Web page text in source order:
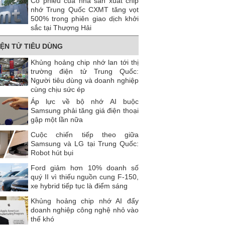
nhớ Trung Quốc CXMT tăng vọt
500% trong phiên giao dịch khởi
sắc tại Thượng Hải
TỬ TIÊU DÙNG
Khủng hoảng chip nhớ lan tới thị
trường điện tử Trung Quốc:
Người tiêu dùng và doanh nghiệp
cùng chịu sức ép
Áp lực về bộ nhớ AI buộc
Samsung phải tăng giá điện thoại
gập một lần nữa
Cuộc chiến tiếp theo giữa
Samsung và LG tại Trung Quốc:
Robot hút bụi
Ford giảm hơn 10% doanh số
quý II vì thiếu nguồn cung F-150,
xe hybrid tiếp tục là điểm sáng
Khủng hoảng chip nhớ AI đẩy
doanh nghiệp công nghệ nhỏ vào
thế khó